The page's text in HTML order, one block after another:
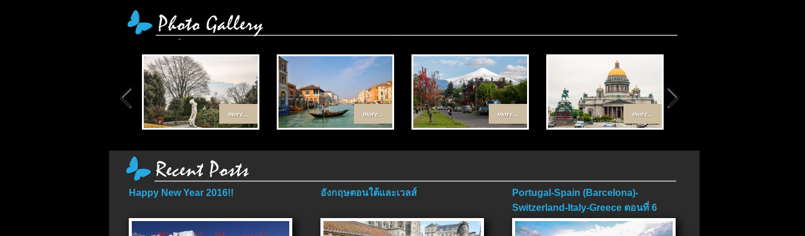
more... more... more... more...
Happy New Year 2016!! อังกฤษตอนใต้และเวลส์
Portugal-Spain (Barcelona)-
Switzerland-Italy-Greece ตอนที่ 6
ตอนจบ